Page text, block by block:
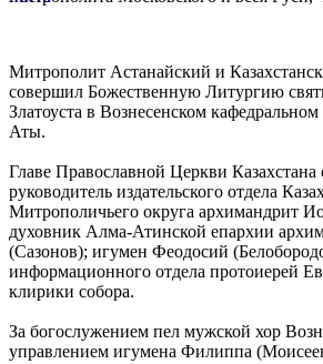
Митрополит Астанайский и
совершил Божественную Литургию
Златоуста в Вознесенском
Аты.
Главе Православной Церкви Казахстана
руководитель издательского отдела
Митрополичьего округа архимандрит
духовник Алма-Атинской епархии
(Сазонов); игумен Феодосий
информационного отдела протоиерей
клирики собора.
За богослужением пел мужской хор
управлением игумена Филиппа